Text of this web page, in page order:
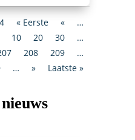
« Eerste «
…
10
20 30
…
208 209
…
… » Laatste »